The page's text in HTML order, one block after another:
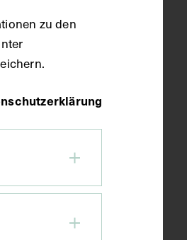
zu den